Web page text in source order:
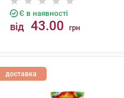
Є в наявності
від 43.00 грн
доставка